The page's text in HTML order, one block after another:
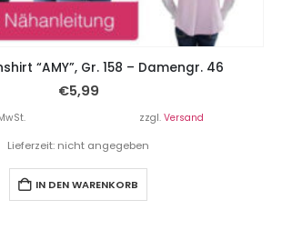
“AMY”, Gr. 158 – Damengr. 46
€5,99
zzgl. Versand
Lieferzeit: nicht angegeben
IN DEN WARENKORB